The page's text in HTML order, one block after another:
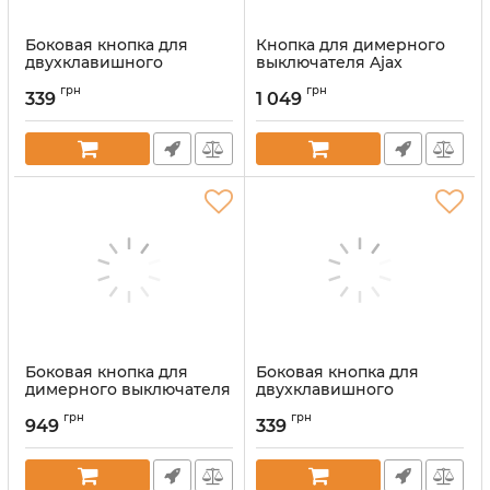
Боковая кнопка для
двухклавишного
SideButton (2-gang)
Артикул:000046484
339 грн
Кнопка для димерного
выключателя Ajax
White
Артикул:000051264
1 049 грн
Боковая кнопка для
димерного выключателя
(Dimmer) White
Артикул:000051281
949 грн
Боковая кнопка для
двухклавишного
SideButton (2-gang)
Артикул:000046488
339 грн